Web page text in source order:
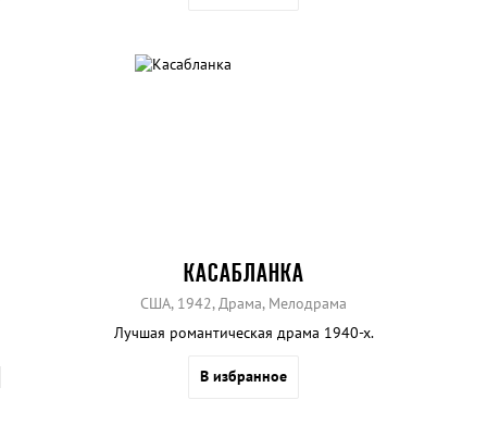
КАСАБЛАНКА
США, 1942, Драма, Мелодрама
Лучшая романтическая драма 1940-х.
В избранное